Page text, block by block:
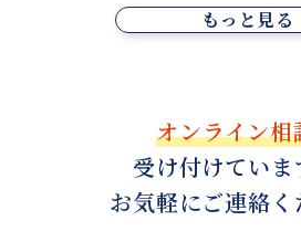
もっと見る
オンライン相
受け付けていま
お気軽にご連絡く